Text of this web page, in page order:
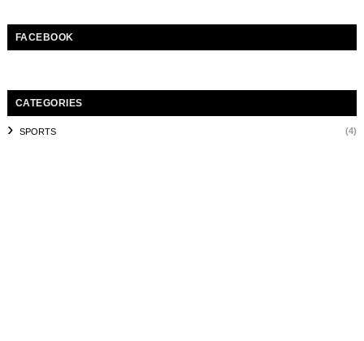
FACEBOOK
CATEGORIES
SPORTS (4)